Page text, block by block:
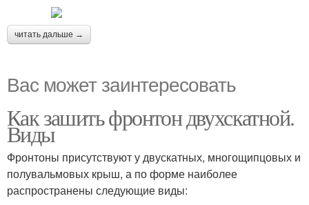
читать дальше →
Вас может заинтересовать
Как зашить фронтон двухскатной.
Виды
Фронтоны присутствуют у двускатных, многощипцовых и
полувальмовых крыш, а по форме наиболее
распространены следующие виды: